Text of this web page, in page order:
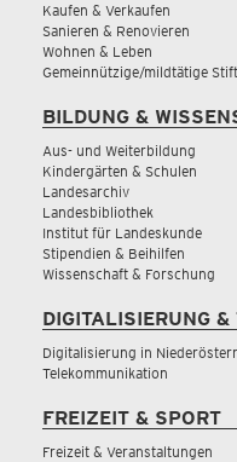
Kaufen & Verkaufen
Sanieren & Renovieren
Wohnen & Leben
Gemeinnützige/mildtätige
BILDUNG &
Aus- und Weiterbildung
Kindergärten & Schulen
Landesarchiv
Landesbibliothek
Institut für Landeskunde
Stipendien & Beihilfen
Wissenschaft & Forschung
DIGITALISIERUNG &
Digitalisierung in
Telekommunikation
FREIZEIT & SPORT
Freizeit & Veranstaltungen